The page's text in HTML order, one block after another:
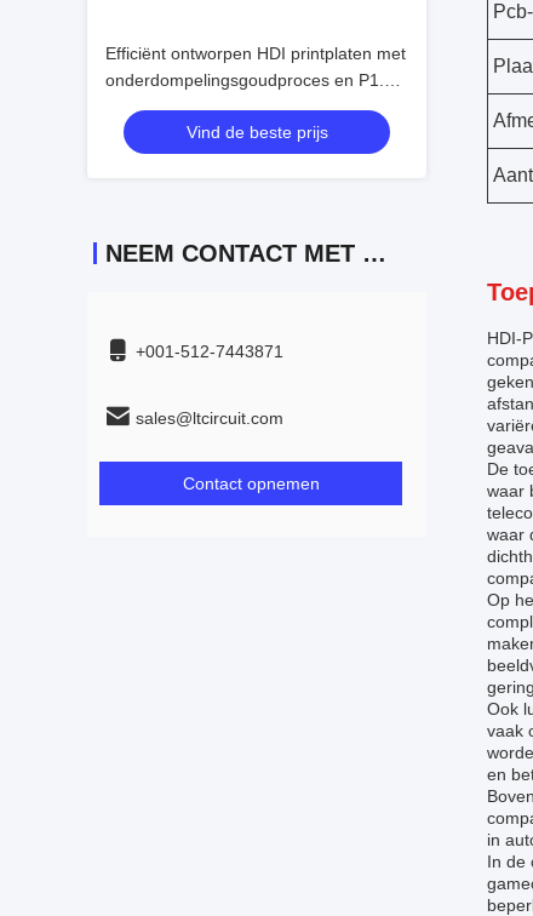
Efficiënt ontworpen HDI printplaten met
onderdompelingsgoudproces en P1.5-
spatiëring
Vind de beste prijs
NEEM CONTACT MET ONS OP
+001-512-7443871
sales@ltcircuit.com
Contact opnemen
HDI-
De
waar
waar
Op
Ook
vaak
en
in
In de